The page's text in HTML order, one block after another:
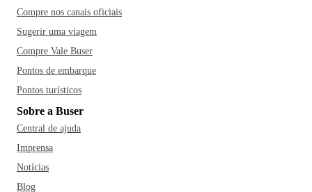
Compre nos canais oficiais
Sugerir uma viagem
Compre Vale Buser
Pontos de embarque
Pontos turísticos
Sobre a Buser
Central de ajuda
Imprensa
Notícias
Blog